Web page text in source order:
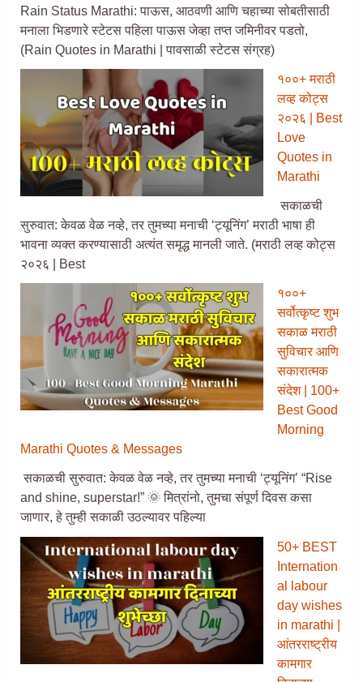
Rain Status Marathi: पाऊस, आठवणी आणि चहाच्या सोबतीसाठी
मनाला भिडणारे स्टेटस पहिला पाऊस जेव्हा तप्त जमिनीवर पडतो,
(Rain Quotes in Marathi | पावसाळी स्टेटस संग्रह)
१००+ मराठी
लव्ह कोट्स
२०२६ | Best
Love
Quotes in
Marathi
सकाळची
सुरुवात: केवळ वेळ नव्हे, तर तुमच्या मनाची ‘ट्यूनिंग’ मराठी भाषा ही
भावना व्यक्त करण्यासाठी अत्यंत समृद्ध मानली जाते. (मराठी लव्ह कोट्स
२०२६ | Best
१००+
सर्वोत्कृष्ट शुभ
सकाळ मराठी
सुविचार आणि
सकारात्मक
संदेश | 100+
Best Good
Morning
Marathi Quotes & Messages
सकाळची सुरुवात: केवळ वेळ नव्हे, तर तुमच्या मनाची ‘ट्यूनिंग’ “Rise
and shine, superstar!” 🌞 मित्रांनो, तुमचा संपूर्ण दिवस कसा
जाणार, हे तुम्ही सकाळी उठल्यावर पहिल्या
50+ BEST
Internation
al labour
day wishes
in marathi |
आंतरराष्ट्रीय
कामगार